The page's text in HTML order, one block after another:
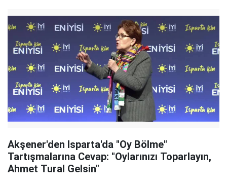
Akşener'den Isparta'da "Oy Bölme"
Tartışmalarına Cevap: "Oylarınızı Toparlayın,
Ahmet Tural Gelsin"